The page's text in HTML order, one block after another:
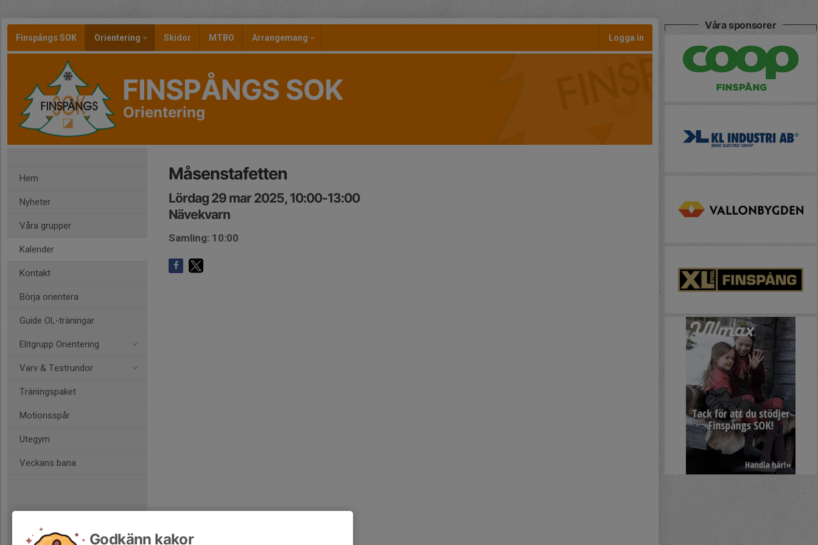
Finspångs SOK Orientering Skidor MTBO Arrangemang Logga in
FINSPÅNGS SOK
Orientering
Hem
Nyheter
Våra grupper
Kalender
Kontakt
Börja orientera
Guide OL-träningar
Elitgrupp Orientering
Varv & Testrundor
Träningspaket
Motionsspår
Utegym
Veckans bana
Måsenstafetten
Lördag 29 mar 2025, 10:00-13:00
Nävekvarn
Samling: 10:00
Våra sponsorer
Godkänn kakor